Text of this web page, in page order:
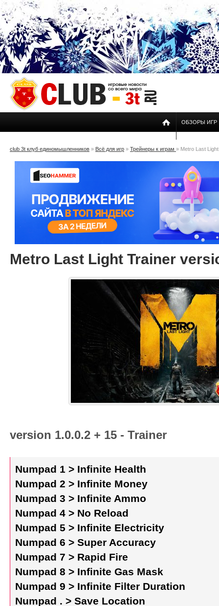
ОБЗОРЫ ИГР
club 3t клуб единомышленников » Всё для игр » Трейнеры к играм » Metro Last
Metro Last Light Trainer
version 1.0.0.2 + 15 - Trainer
Numpad 1 > Infinite Health
Numpad 2 > Infinite Money
Numpad 3 > Infinite Ammo
Numpad 4 > No Reload
Numpad 5 > Infinite Electricity
Numpad 6 > Super Accuracy
Numpad 7 > Rapid Fire
Numpad 8 > Infinite Gas Mask
Numpad 9 > Infinite Filter Duration
Numpad . > Save Location